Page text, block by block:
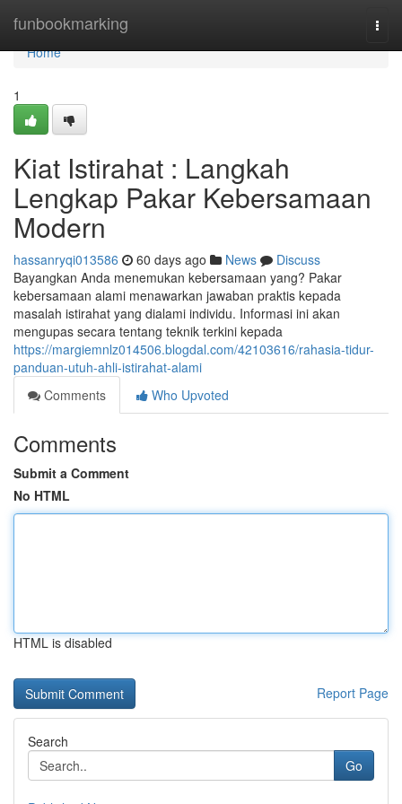
funbookmarking
Home
Home
1
Kiat Istirahat : Langkah
Lengkap Pakar Kebersamaan
Modern
hassanryqi013586 60 days ago News
Discuss
Bayangkan Anda menemukan kebersamaan yang? Pakar
kebersamaan alami menawarkan jawaban praktis kepada
masalah istirahat yang dialami individu. Informasi ini akan
mengupas secara tentang teknik terkini kepada
https://margiemnlz014506.blogdal.com/42103616/rahasia-tidur-
panduan-utuh-ahli-istirahat-alami
Comments
Who Upvoted
Comments
Submit a Comment
No HTML
HTML is disabled
Report Page
Search
Go